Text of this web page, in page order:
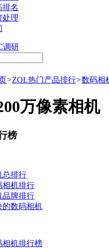
排名
处理
调研
>ZOL热门产品排行>数码相
万像素相机
榜
总排行
相机排行
品牌排行
的数码相机
相机排行榜